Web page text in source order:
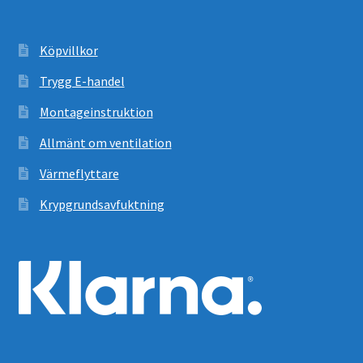
Köpvillkor
Trygg E-handel
Montageinstruktion
Allmänt om ventilation
Värmeflyttare
Krypgrundsavfuktning